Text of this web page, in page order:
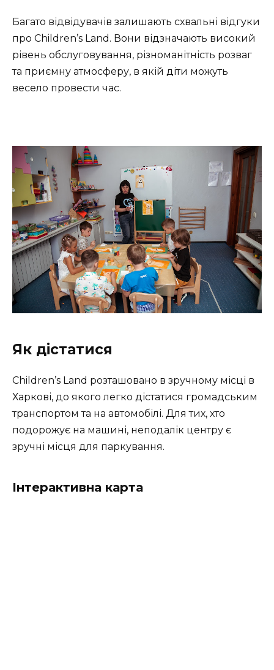
Багато відвідувачів залишають схвальні відгуки
про Children’s Land. Вони відзначають високий
рівень обслуговування, різноманітність розваг
та приємну атмосферу, в якій діти можуть
весело провести час.
Як дістатися
Children’s Land розташовано в зручному місці в
Харкові, до якого легко дістатися громадським
транспортом та на автомобілі. Для тих, хто
подорожує на машині, неподалік центру є
зручні місця для паркування.
Інтерактивна карта